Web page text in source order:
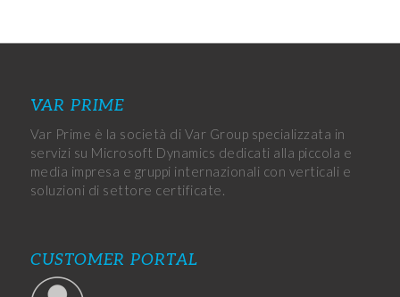
VAR PRIME
Var Prime è la società di Var Group specializzata in
servizi su Microsoft Dynamics dedicati alla piccola e
media impresa e gruppi internazionali con verticali e
soluzioni di settore certificate.
CUSTOMER PORTAL